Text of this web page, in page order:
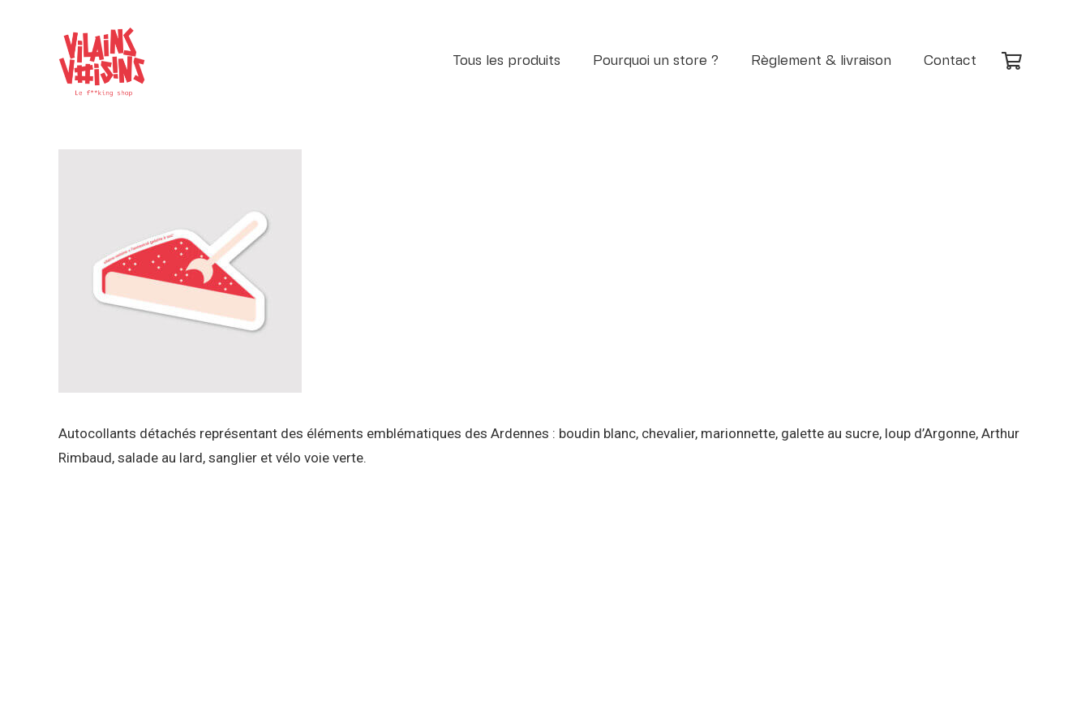
Tous les produits Pourquoi un store ? Règlement & livraison Contact
Autocollants détachés représentant des éléments emblématiques des Ardennes : boudin blanc, chevalier, marionnette, galette au sucre, loup d’Argonne, Arthur
Rimbaud, salade au lard, sanglier et vélo voie verte.